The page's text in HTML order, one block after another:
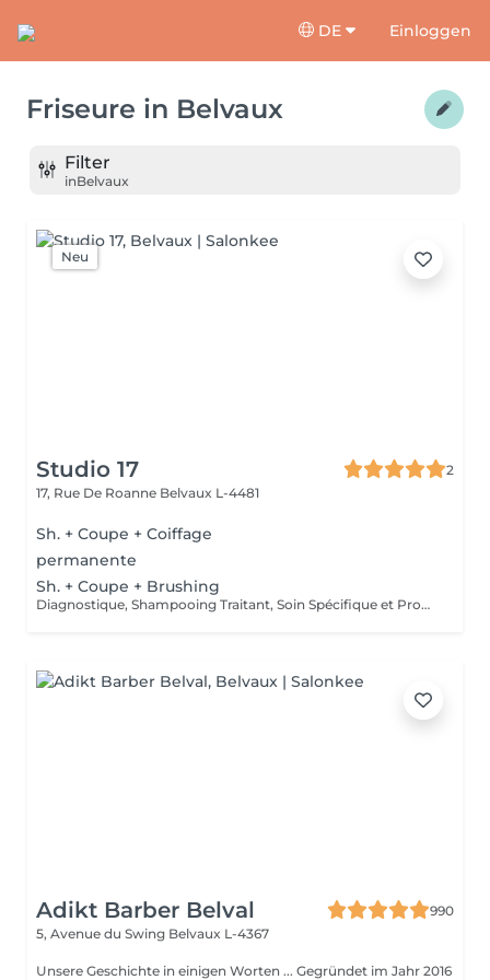
DE Einloggen
Friseure in Belvaux
Filter
inBelvaux
Neu
Studio 17
2
17, Rue De Roanne Belvaux L-4481
Sh. + Coupe + Coiffage
permanente
Sh. + Coupe + Brushing
Diagnostique, Shampooing Traitant, Soin Spécifique et Produits Coiffants inclus
Adikt Barber Belval
990
5, Avenue du Swing Belvaux L-4367
Unsere Geschichte in einigen Worten ... Gegründet im Jahr 2016